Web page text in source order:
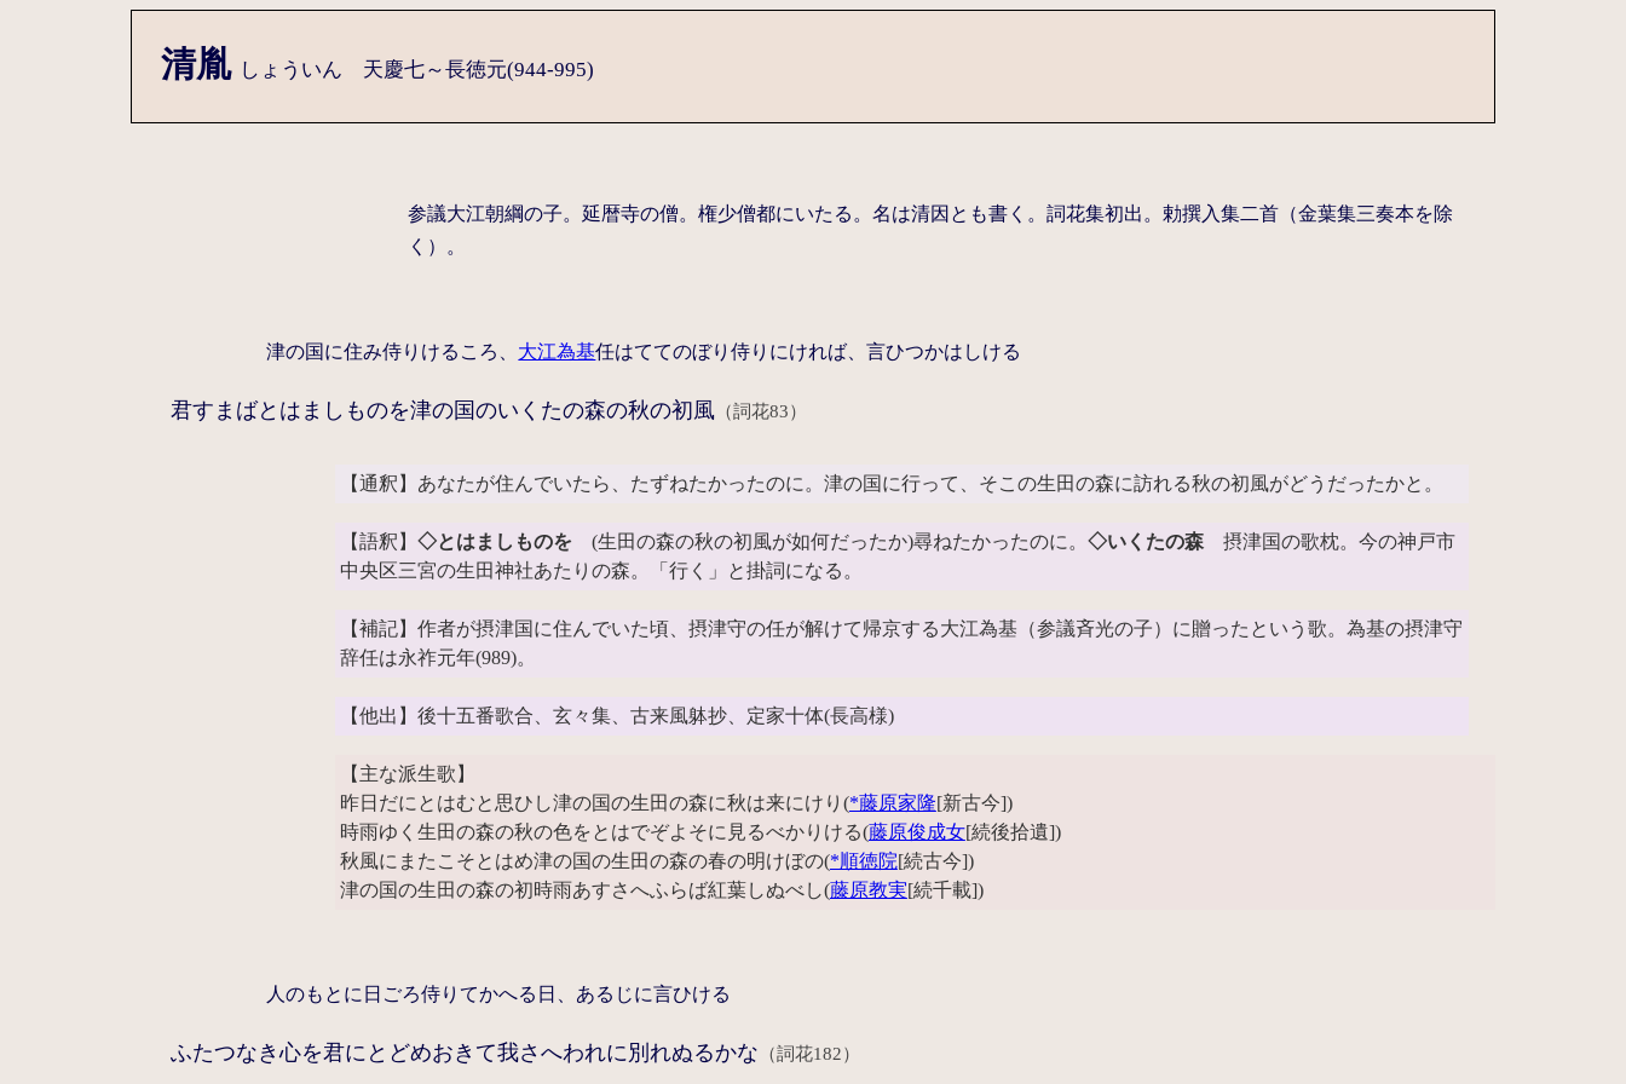
清胤 しょういん 天慶七～長徳元(944-995)
参議大江朝綱の子。延暦寺の僧。権少僧都にいたる。名は清因とも書く。詞花集初出。勅撰入集二首（金葉集三奏本を除
く）。
津の国に住み侍りけるころ、 大江為基任はててのぼり侍りにければ、言ひつかはしける
君すまばとはましものを津の国のいくたの森の秋の初風 （詞花83）
【通釈】あなたが住んでいたら、たずねたかったのに。津の国に行って、そこの生田の森に訪れる秋の初風がどうだったかと。
【語釈】 ◇とはましものを (生田の森の秋の初風が如何だったか)尋ねたかったのに。 ◇いくたの森摂津国の歌枕。今の神戸市
中央区三宮の生田神社あたりの森。「行く」と掛詞になる。
【補記】作者が摂津国に住んでいた頃、摂津守の任が解けて帰京する大江為基（参議斉光の子）に贈ったという歌。為基の摂津守
辞任は永祚元年(989)。
【他出】後十五番歌合、玄々集、古来風躰抄、定家十体(長高様)
【主な派生歌】
昨日だにとはむと思ひし津の国の生田の森に秋は来にけり(*藤原家隆[新古今])
時雨ゆく生田の森の秋の色をとはでぞよそに見るべかりける(藤原俊成女[続後拾遺])
秋風にまたこそとはめ津の国の生田の森の春の明けぼの(*順徳院[続古今])
津の国の生田の森の初時雨あすさへふらば紅葉しぬべし(藤原教実[続千載])
人のもとに日ごろ侍りてかへる日、あるじに言ひける
ふたつなき心を君にとどめおきて我さへわれに別れぬるかな （詞花182）